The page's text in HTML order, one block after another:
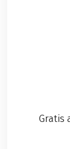
Gratis